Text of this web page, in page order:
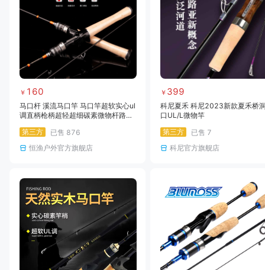
路亚装备 海钓竿 海钓轮 海钓线
￥ 160
马口杆 溪流马口竿 马口竿超软实心ul
调直柄枪柄超轻超细碳素微物杆路亚
第三方
已售 876
恒渔户外官方旗舰店
￥ 399
科尼夏禾 科尼2023新款夏禾桥
口UL/L微物竿
第三方
已售 7
科尼官方旗舰店